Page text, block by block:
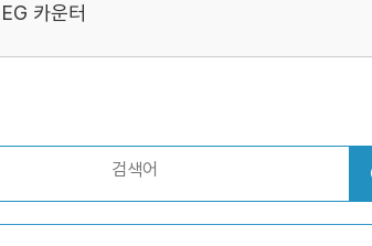
EG 카운터